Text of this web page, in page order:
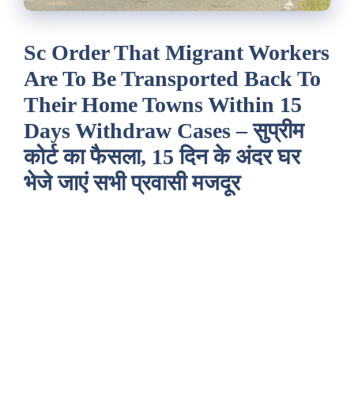
Sc Order That Migrant Workers
Are To Be Transported Back To
Their Home Towns Within 15
Days Withdraw Cases – सुप्रीम
कोर्ट का फैसला, 15 दिन के अंदर घर
भेजे जाएं सभी प्रवासी मजदूर